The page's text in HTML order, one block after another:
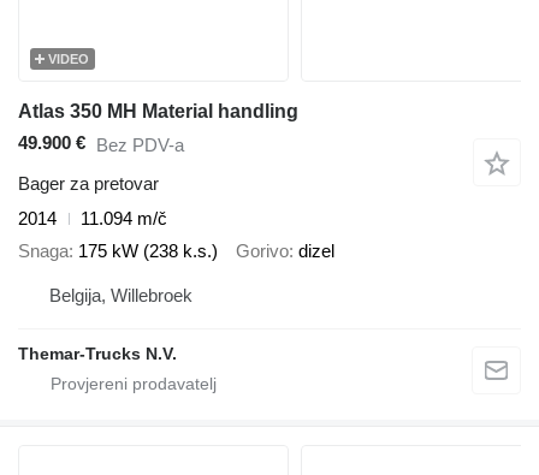
VIDEO
Atlas 350 MH Material handling
49.900 € Bez PDV-a
Bager za pretovar
2014
11.094 m/č
Snaga 175 kW (238 k.s.) Gorivo dizel
Belgija, Willebroek
Themar-Trucks N.V.